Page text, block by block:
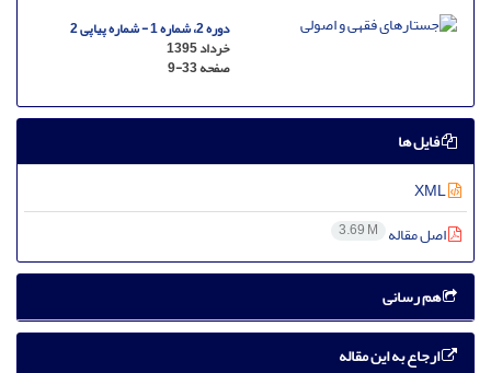
دوره 2، شماره 1 - شماره پیاپی 2
خرداد 1395
صفحه9-33
فایل ها
اصل مقاله 3.69 M
هم رسانی
ارجاع به این مقاله